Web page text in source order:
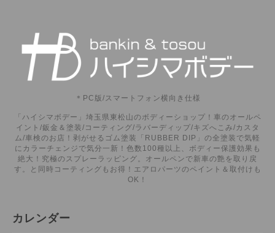
＊PC版/スマートフォン横向き仕様
「ハイシマボデー」埼玉県東松山のボディーショップ！車のオールペ
イント/鈑金＆塗装/コーティング/ラバーディップ/キズへこみ/カスタ
ム/車検のお店！剥がせるゴム塗装「RUBBER DIP」の全塗装で気軽
にカラーチェンジで気分一新！色数100種以上、ボディー保護効果も
絶大！究極のスプレーラッピング。オールペンで新車の艶を取り戻
す。と同時コーティングもお得！エアロパーツのペイント＆取付けも
OK！
カレンダー